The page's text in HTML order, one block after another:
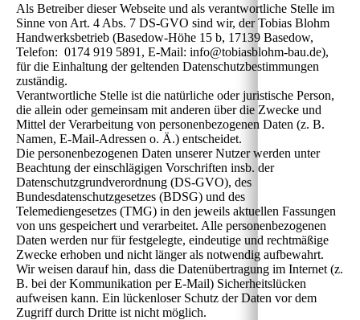
Als Betreiber dieser Webseite und als verantwortliche Stelle im
Sinne von Art. 4 Abs. 7 DS-GVO sind wir, der Tobias Blohm
Handwerksbetrieb (Basedow-Höhe 15 b, 17139 Basedow,
Telefon: 0174 919 5891, E-Mail: info@tobiasblohm-bau.de),
für die Einhaltung der geltenden Datenschutzbestimmungen
zuständig.
Verantwortliche Stelle ist die natürliche oder juristische Person,
die allein oder gemeinsam mit anderen über die Zwecke und
Mittel der Verarbeitung von personenbezogenen Daten (z. B.
Namen, E-Mail-Adressen o. Ä.) entscheidet.
Die personenbezogenen Daten unserer Nutzer werden unter
Beachtung der einschlägigen Vorschriften insb. der
Datenschutzgrundverordnung (DS-GVO), des
Bundesdatenschutzgesetzes (BDSG) und des
Telemediengesetzes (TMG) in den jeweils aktuellen Fassungen
von uns gespeichert und verarbeitet. Alle personenbezogenen
Daten werden nur für festgelegte, eindeutige und rechtmäßige
Zwecke erhoben und nicht länger als notwendig aufbewahrt.
Wir weisen darauf hin, dass die Datenübertragung im Internet (z.
B. bei der Kommunikation per E-Mail) Sicherheitslücken
aufweisen kann. Ein lückenloser Schutz der Daten vor dem
Zugriff durch Dritte ist nicht möglich.